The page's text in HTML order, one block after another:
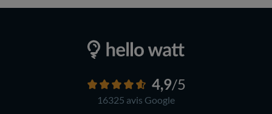
4,9/5
16325 avis Google